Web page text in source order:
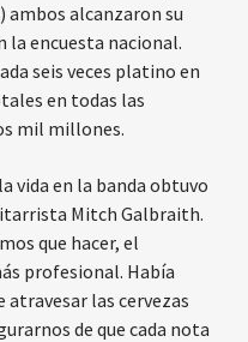
ambos alcanzaron su
la encuesta nacional.
seis veces platino en
en todas las
mil millones.
vida en la banda obtuvo
Mitch Galbraith.
que hacer, el
profesional. Había
atravesar las cervezas
de que cada nota